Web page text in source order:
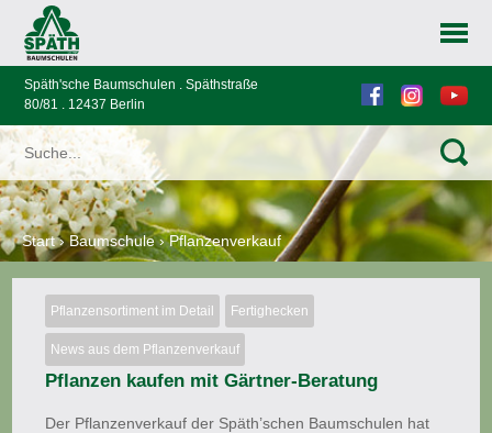
Späth'sche Baumschulen . Späthstraße
80/81 . 12437 Berlin
Start›Baumschule›Pflanzenverkauf
Pflanzensortiment im Detail Fertighecken
News aus dem Pflanzenverkauf
Pflanzen kaufen mit Gärtner-Beratung
Der Pflanzenverkauf der Späth’schen Baumschulen hat